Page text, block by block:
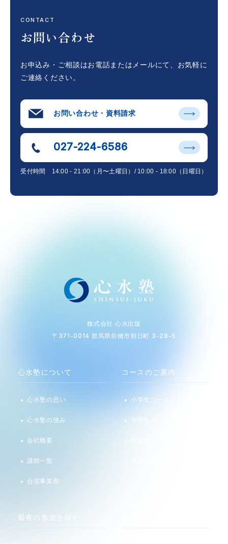
CONTACT
お問い合わせ
お申込み・ご相談はお電話またはメールにて、 お気軽に
ご連絡ください。
お問い合わせ・資料請求
027-224-6586
受付時間 14:00 - 21:00（月〜土曜日）/ 10:00 - 18:00（日曜日）
株式会社 心水出版
〒371-0014 群馬県前橋市朝日町 3-28-5
心水塾について
心水塾の思い
心水塾の強み
会社概要
講師一覧
合宿事業部
コースのご案内
小学生コース
中学生コース
最寄の教室を探す